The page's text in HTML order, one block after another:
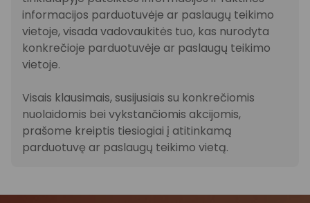
informacijos parduotuvėje ar paslaugų teikimo
vietoje, visada vadovaukitės tuo, kas nurodyta
konkrečioje parduotuvėje ar paslaugų teikimo
vietoje.
Visais klausimais, susijusiais su konkrečiomis
nuolaidomis bei vykstančiomis akcijomis,
prašome kreiptis tiesiogiai į atitinkamą
parduotuvę ar paslaugų teikimo vietą.